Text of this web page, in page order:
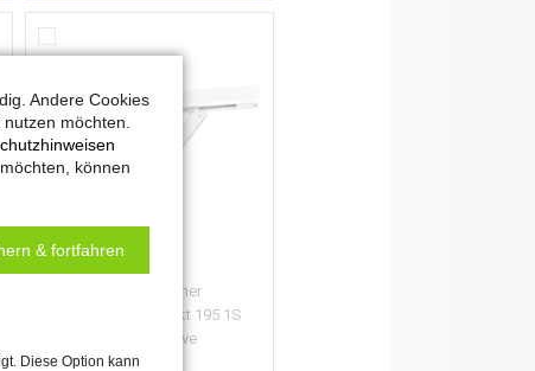
Oberlichtöffner
PRIMAT S kompakt 195 1S
Comfort Drive
24 V DC
Andere Cookies
möchten.
können
& fortfahren
Diese Option kann